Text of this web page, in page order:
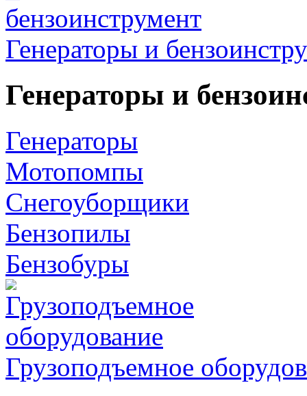
Генераторы и
Генераторы и
Генераторы
Мотопомпы
Снегоуборщики
Бензопилы
Бензобуры
Грузоподъемное